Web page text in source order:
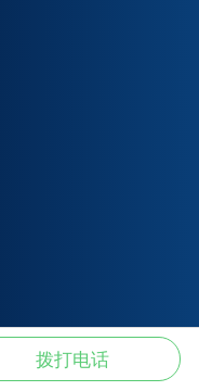
拨打电话